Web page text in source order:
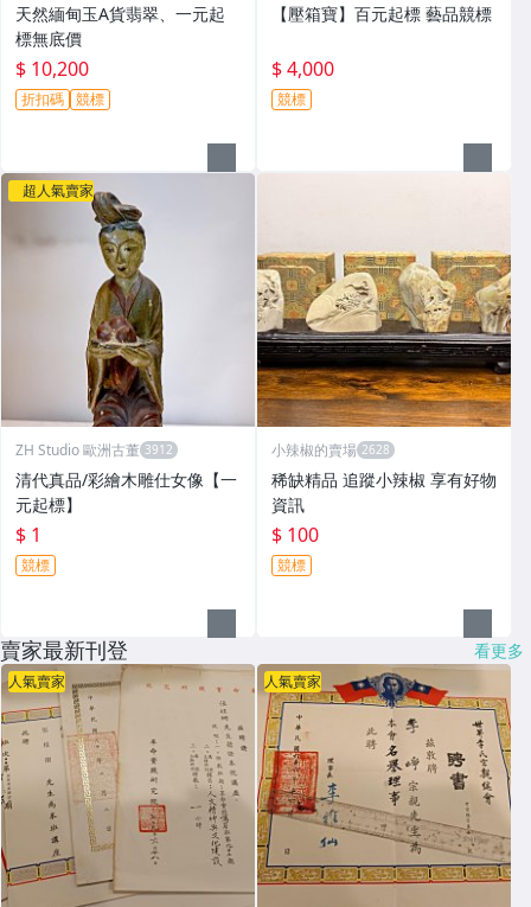
天然緬甸玉A貨翡翠、一元起
標無底價
$ 10,200
折扣碼 競標
【壓箱寶】百元起標 藝品競標
$ 4,000
競標
超人氣賣家
ZH Studio 歐洲古董
清代真品/彩繪木雕仕女像【一
元起標】
$ 1
競標
小辣椒的賣場
稀缺精品 追蹤小辣椒 享有好物
資訊
$ 100
競標
賣家最新刊登 看更多
人氣賣家 人氣賣家